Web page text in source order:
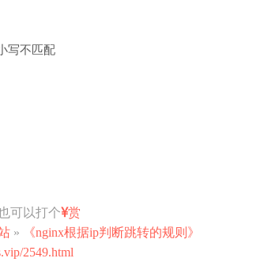
写不匹配
可以打个 赏
»
《nginx根据ip判断跳转的规则》
2549.html